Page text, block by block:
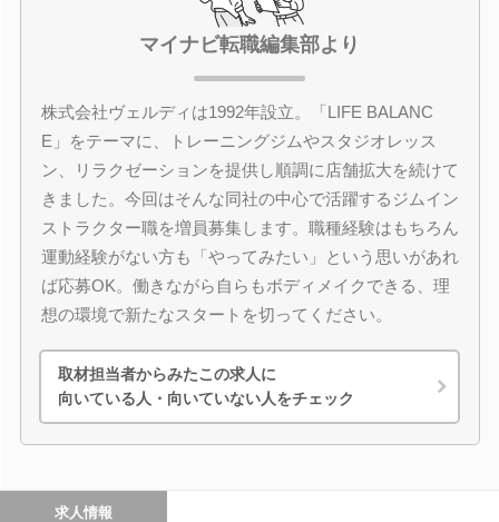
マイナビ転職編集部より
株式会社ヴェルディは1992年設立。「LIFE BALANC
E」をテーマに、トレーニングジムやスタジオレッス
ン、リラクゼーションを提供し順調に店舗拡大を続けて
きました。今回はそんな同社の中心で活躍するジムイン
ストラクター職を増員募集します。職種経験はもちろん
運動経験がない方も「やってみたい」という思いがあれ
ば応募OK。働きながら自らもボディメイクできる、理
想の環境で新たなスタートを切ってください。
取材担当者からみたこの求人に
向いている人・向いていない人をチェック
求人情報